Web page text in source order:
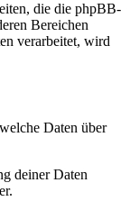
die die phpBB-
Bereichen
verarbeitet, wird
Daten über
deiner Daten